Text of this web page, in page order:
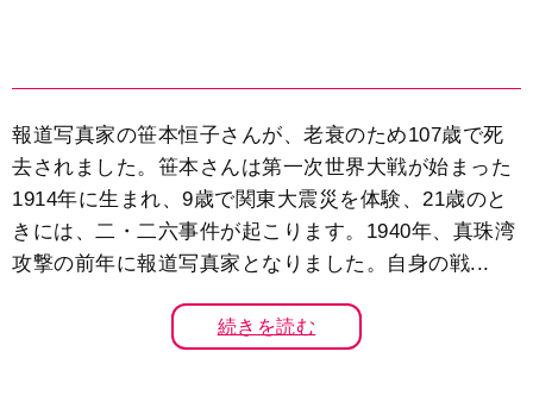
報道写真家の笹本恒子さんが、老衰のため107歳で死
去されました。笹本さんは第一次世界大戦が始まった
1914年に生まれ、9歳で関東大震災を体験、21歳のと
きには、二・二六事件が起こります。1940年、真珠湾
攻撃の前年に報道写真家となりました。自身の戦...
続きを読む